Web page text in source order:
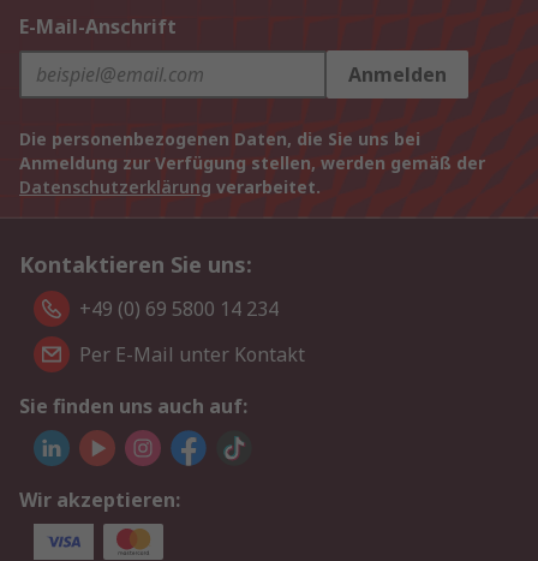
E-Mail-Anschrift
Anmelden
Die personenbezogenen Daten, die Sie uns bei
Anmeldung zur Verfügung stellen, werden gemäß der
Datenschutzerklärung verarbeitet.
Kontaktieren Sie uns:
+49 (0) 69 5800 14 234
Per E-Mail unter Kontakt
Sie finden uns auch auf:
Wir akzeptieren: